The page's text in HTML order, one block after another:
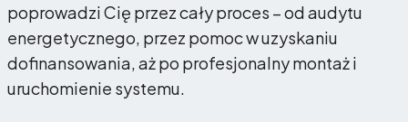
poprowadzi Cię przez cały proces – od audytu
energetycznego, przez pomoc w uzyskaniu
dofinansowania, aż po profesjonalny montaż i
uruchomienie systemu.